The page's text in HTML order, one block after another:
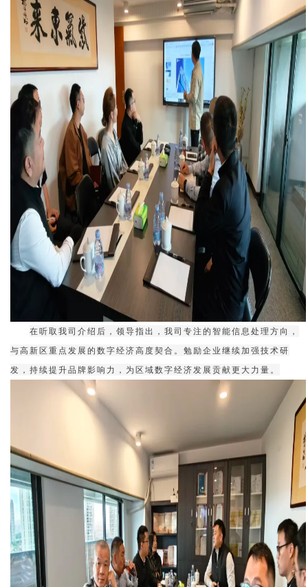
在听取我司介绍后，领导指出，我司专注的智能信息处理方向，
与高新区重点发展的数字经济高度契合。勉励企业继续加强技术研
发，持续提升品牌影响力，为区域数字经济发展贡献更大力量。